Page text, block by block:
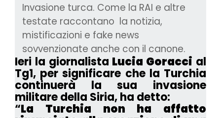
Invasione turca. Come la RAI e altre
testate raccontano la notizia,
mistificazioni e fake news
sovvenzionate anche con il canone.
Ieri la giornalista Lucia Goracci al
Tg1, per significare che la Turchia
continuerà la sua invasione
militare della Siria, ha detto:
“La Turchia non ha affatto